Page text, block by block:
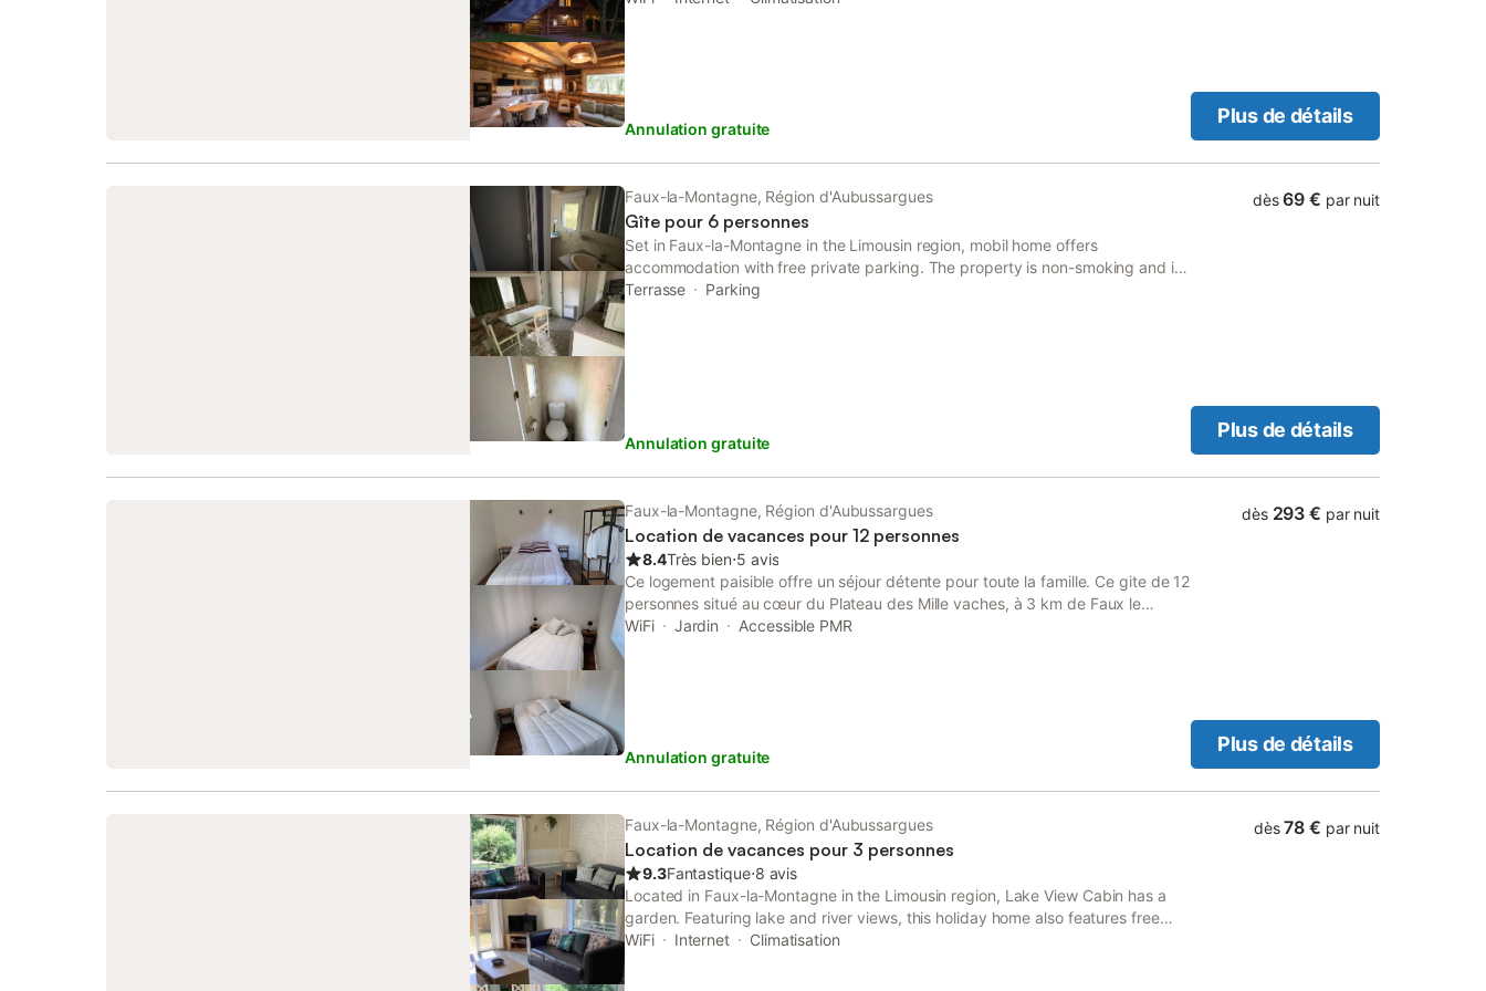
Annulation gratuite
Plus de détails
Faux-la-Montagne, Région d'Aubussargues
Gîte pour 6 personnes
Set in Faux-la-Montagne in the Limousin region, mobil home offers
accommodation with free private parking. The property is non-smoking and is
situated 17 km from Chammet Golf Course.
Terrasse Parking
Annulation gratuite
dès 69 € par nuit
Plus de détails
Faux-la-Montagne, Région d'Aubussargues
Location de vacances pour 12 personnes
8.4Très bien⋅5 avis
Ce logement paisible offre un séjour détente pour toute la famille. Ce gite de 12
personnes situé au cœur du Plateau des Mille vaches, à 3 km de Faux le
Montagne (proche de tous commerces ) et à 15 min du Lac de Vassiviere, est
motos ...et un terrain pour accueillir des chevaux.
WiFi Jardin Accessible PMR
Annulation gratuite
dès 293 € par nuit
Plus de détails
Faux-la-Montagne, Région d'Aubussargues
Location de vacances pour 3 personnes
9.3Fantastique⋅8 avis
Located in Faux-la-Montagne in the Limousin region, Lake View Cabin has a
garden. Featuring lake and river views, this holiday home also features free
WiFi. The property is non-smoking and is set 13 km from Chammet Golf
WiFi Internet Climatisation
dès 78 € par nuit